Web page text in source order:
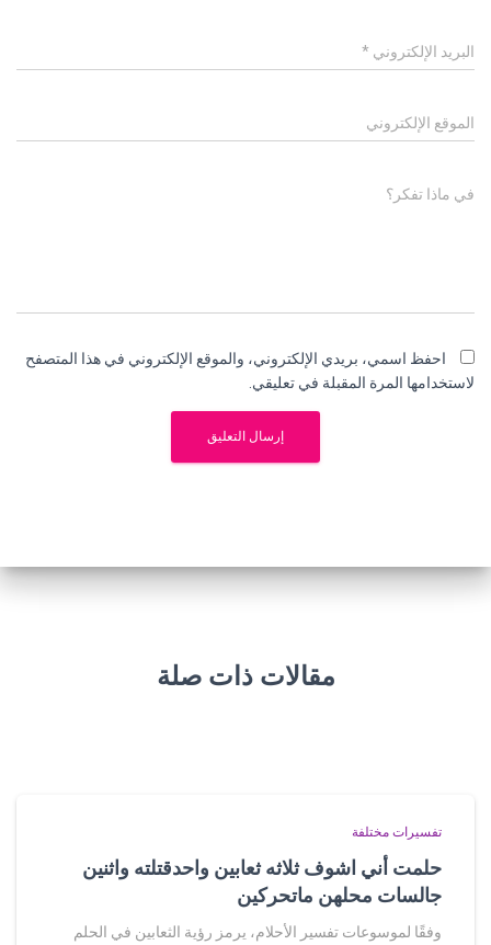
البريد الإلكتروني *
الموقع الإلكتروني
في ماذا تفكر؟
احفظ اسمي، بريدي الإلكتروني، والموقع الإلكتروني في هذا المتصفح
لاستخدامها المرة المقبلة في تعليقي.
مقالات ذات صلة
تفسيرات مختلفة
حلمت أني اشوف ثلاثه ثعابين واحدقتلته واثنين
جالسات محلهن ماتحركين
وفقًا لموسوعات تفسير الأحلام، يرمز رؤية الثعابين في الحلم